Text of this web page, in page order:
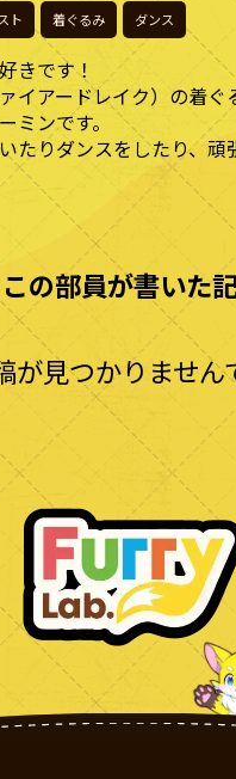
ト 着ぐるみ ダンス
きです！
イアードレイク）の着ぐ
ミンです。
たりダンスをしたり、頑
この部員が書いた
が見つかりません